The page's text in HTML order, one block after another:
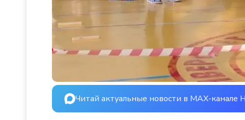
Читай актуальные новости в MAX-канале